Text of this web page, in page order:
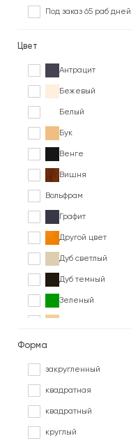
Под заказ 65 раб дней
Цвет
Антрацит
Бежевый
Белый
Бук
Венге
Вишня
Вольфрам
Графит
Другой цвет
Дуб светлый
Дуб темный
Зеленый
Форма
закругленный
квадратная
квадратный
круглый